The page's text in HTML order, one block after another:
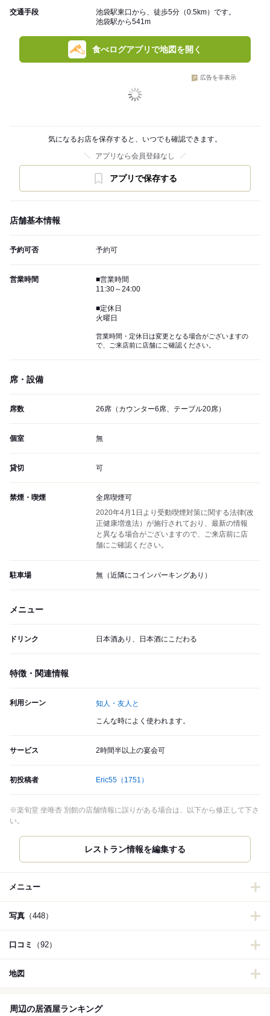
交通手段
池袋駅東口から、徒歩5分（0.5km）です。
池袋駅から541m
食べログアプリで地図を開く
広告を非表示
気になるお店を保存すると、いつでも確認できます。
アプリなら会員登録なし
アプリで保存する
店舗基本情報
予約可否 予約可
営業時間
■営業時間
11:30～24:00
■定休日
火曜日
営業時間・定休日は変更となる場合がございますの
で、ご来店前に店舗にご確認ください。
席・設備
席数 26席（カウンター6席、テーブル20席）
個室 無
貸切 可
禁煙・喫煙
全席喫煙可
2020年4月1日より受動喫煙対策に関する法律(改
正健康増進法）が施行されており、最新の情報
と異なる場合がございますので、ご来店前に店
舗にご確認ください。
駐車場 無（近隣にコインパーキングあり）
メニュー
ドリンク 日本酒あり、日本酒にこだわる
特徴・関連情報
利用シーン 知人・友人と
こんな時によく使われます。
サービス 2時間半以上の宴会可
初投稿者 Eric55 （1751）
※楽旬堂 坐唯杏 別館の店舗情報に誤りがある場合は、以下から修正して下さ
い。
レストラン情報を編集する
メニュー
写真 （448）
口コミ （92）
地図
周辺の居酒屋ランキング